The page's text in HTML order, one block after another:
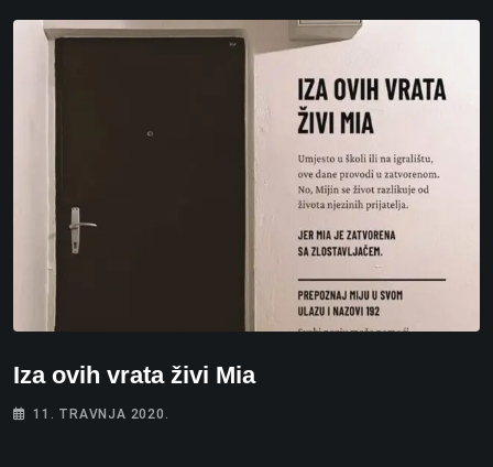
Iza ovih vrata živi Mia
11. TRAVNJA 2020.